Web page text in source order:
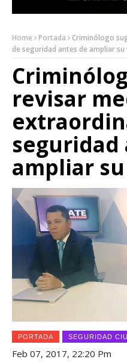
Home Portada
Criminólogo
de seguridad antes de ampliar su
revisar
seguridad
ampliar
PORTADA SEGURIDAD
Feb 07, 2017, 22:20 Pm